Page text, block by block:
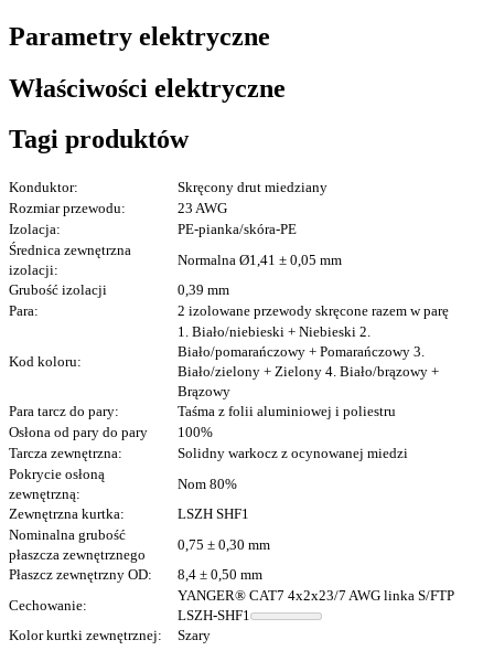
Parametry elektryczne
Właściwości elektryczne
Tagi produktów
Konduktor:
Skręcony drut miedziany
Rozmiar przewodu:
23 AWG
Izolacja:
PE-pianka/skóra-PE
Średnica zewnętrzna
izolacji:
Normalna Ø1,41 ± 0,05 mm
Grubość izolacji
0,39 mm
Para:
2 izolowane przewody skręcone razem w parę
Kod koloru:
1. Biało/niebieski + Niebieski 2.
Biało/pomarańczowy + Pomarańczowy 3.
Biało/zielony + Zielony 4. Biało/brązowy +
Brązowy
Para tarcz do pary:
Taśma z folii aluminiowej i poliestru
Osłona od pary do pary
100%
Tarcza zewnętrzna:
Solidny warkocz z ocynowanej miedzi
Pokrycie osłoną
zewnętrzną:
Nom 80%
Zewnętrzna kurtka:
LSZH SHF1
Nominalna grubość
płaszcza zewnętrznego
0,75 ± 0,30 mm
Płaszcz zewnętrzny OD:
8,4 ± 0,50 mm
Cechowanie:
YANGER® CAT7 4x2x23/7 AWG linka S/FTP
LSZH-SHF1
Kolor kurtki zewnętrznej:
Szary